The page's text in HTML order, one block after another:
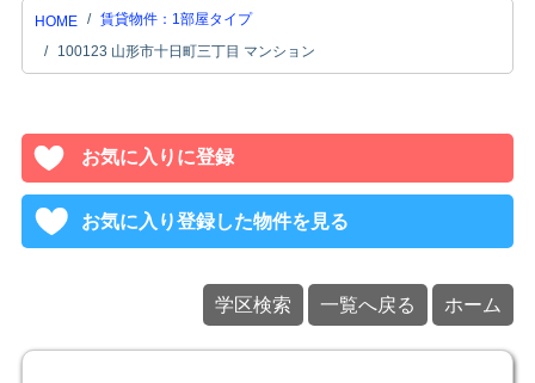
HOME
賃貸物件：1部屋タイプ
100123 山形市十日町三丁目 マンション
お気に入りに登録
お気に入り登録した物件を見る
学区検索 一覧へ戻る ホーム